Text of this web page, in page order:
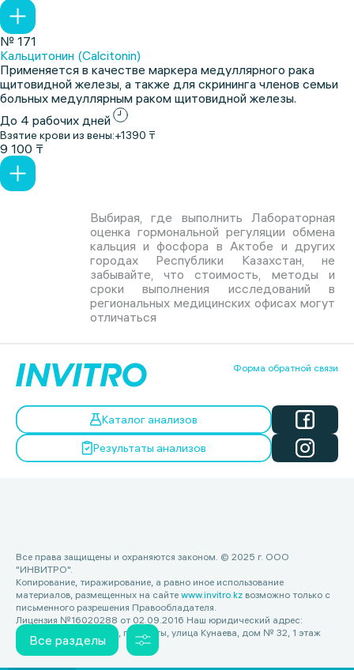
Все разделы
№ 171
Кальцитонин (Calcitonin)
Применяется в качестве маркера медуллярного рака
щитовидной железы, а также для скрининга членов семьи
больных медуллярным раком щитовидной железы.
До 4 рабочих дней
Взятие крови из вены:+1390 ₸
9 100 ₸
Выбирая, где выполнить Лабораторная
оценка гормональной регуляции обмена
кальция и фосфора в Актобе и других
городах Республики Казахстан, не
забывайте, что стоимость, методы и
сроки выполнения исследований в
региональных медицинских офисах могут
отличаться
Форма обратной связи
Каталог анализов
Результаты анализов
Все права защищены и охраняются законом. © 2025 г. ООО
"ИНВИТРО".
Копирование, тиражирование, а равно иное использование
материалов, размещенных на сайте www.invitro.kz возможно только с
письменного разрешения Правообладателя.
Лицензия №16020288 от 02.09.2016 Наш юридический адрес:
Республика Казахстан, г. Алматы, улица Кунаева, дом № 32, 1 этаж